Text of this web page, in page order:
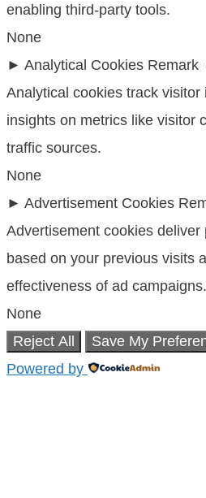
enabling third-party tools.
None
► Analytical Cookies Remark
Analytical cookies track visitor
insights on metrics like visitor
traffic sources.
None
► Advertisement Cookies
Advertisement cookies deliver
based on your previous visits
effectiveness of ad campaigns.
None
Reject All
Save My
Powered by